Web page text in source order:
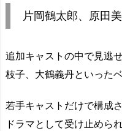
片岡鶴太郎、原田
追加キャストの中で見逃
枝子、大鶴義丹といった
若手キャストだけで構成
ドラマとして受け止めら